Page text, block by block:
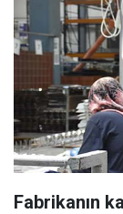
Fabrikanın